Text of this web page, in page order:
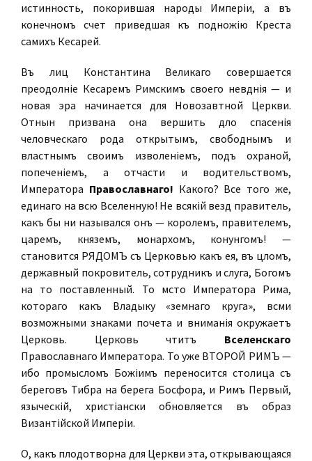
истинность, покорившая народы Имперіи, а въ
конечномъ счетѣ приведшая къ подножію Креста
самихъ Кесарей.
Въ лицѣ Константина Великаго совершается
преодолѣніе Кесаремъ Римскимъ своего невѣдѣнія — и
новая эра начинается для Новозавѣтной Церкви.
Отнынѣ призвана она вершить дѣло спасенія
человѣческаго рода открытымъ, свободнымъ и
властнымъ своимъ изволеніемъ, подъ охраной,
попеченіемъ, а отчасти и водительствомъ,
Императора Православнаго! Какого? Все того же,
единаго на всю Вселенную! Не всякій вездѣ правитель,
какъ бы ни назывался онъ — королемъ, правителемъ,
царемъ, княземъ, монархомъ, конунгомъ! —
становится РЯДОМЪ съ Церковью какъ ея, въ цѣломъ,
державный покровитель, сотрудникъ и слуга, Богомъ
на то поставленный. То мѣсто Императора Рима,
котораго какъ Владыку «земнаго круга», всѣми
возможными знаками почета и вниманія окружаетъ
Церковь. Церковь чтитъ Вселенскаго
Православнаго Императора. То уже ВТОРОЙ РИМЪ —
ибо промысломъ Божіимъ переносится столица съ
береговъ Тибра на берега Босфора, и Римъ Первый,
языческій, христіански обновляется въ образѣ
Византійской Имперіи.
О, какъ плодотворна для Церкви эта, открывающаяся